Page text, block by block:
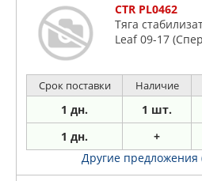
CTR PL0462
Тяга
Leaf 09-17
Срок поставки Наличие
1 дн. 1 шт.
1 дн. +
Другие предложения